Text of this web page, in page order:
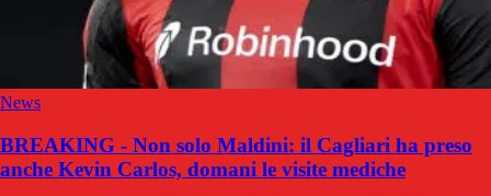
News
BREAKING - Non solo Maldini: il Cagliari ha preso
anche Kevin Carlos, domani le visite mediche